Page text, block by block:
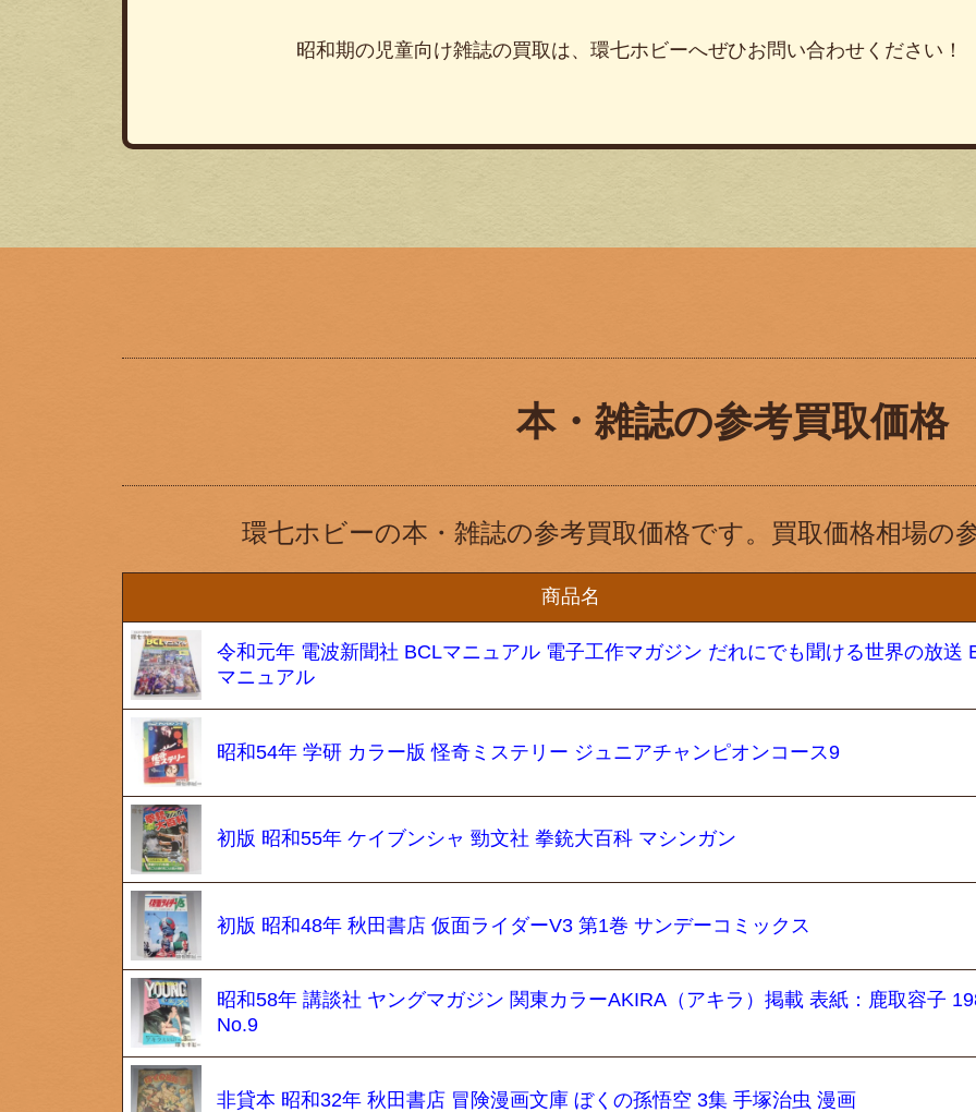
昭和期の児童向け雑誌の買取は、環七ホビーへぜひお問い合わせください！
本・雑誌の参考買取価格
環七ホビーの本・雑誌の参考買取価格です。買取価格相場の
商品名
令和元年 電波新聞社 BCLマニュアル 電子工作マガジン だれにでも聞ける世界の放送
マニュアル
昭和54年 学研 カラー版 怪奇ミステリー ジュニアチャンピオンコース9
初版 昭和55年 ケイブンシャ 勁文社 拳銃大百科 マシンガン
初版 昭和48年 秋田書店 仮面ライダーV3 第1巻 サンデーコミックス
昭和58年 講談社 ヤングマガジン 関東カラーAKIRA（アキラ）掲載 表紙：鹿取容子
No.9
非貸本 昭和32年 秋田書店 冒険漫画文庫 ぼくの孫悟空 3集 手塚治虫 漫画